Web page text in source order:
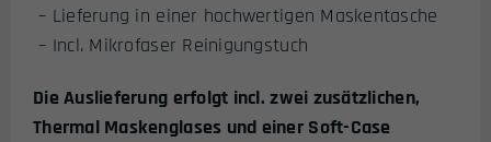
– Lieferung in einer hochwertigen Maskentasche
– Incl. Mikrofaser Reinigungstuch
Die Auslieferung erfolgt incl. zwei zusätzlichen,
Thermal Maskenglases und einer Soft-Case